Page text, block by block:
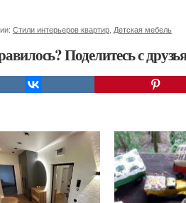
Стили интерьеров квартир Детская мебель
Поделитесь с